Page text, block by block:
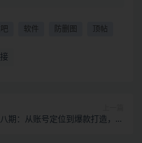
软件 防删图 顶帖
期：从账号定位到爆款打造，适